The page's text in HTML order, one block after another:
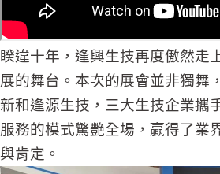
睽違十年，逢興生技再度傲然走
展的舞台。本次的展會並非獨舞
新和逢源生技，三大生技企業攜
服務的模式驚艷全場，贏得了業
與肯定。